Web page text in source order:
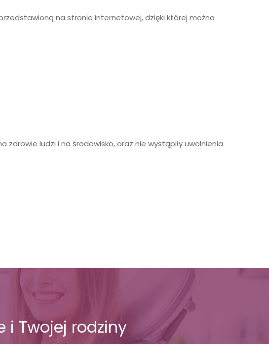
na stronie internetowej, dzięki której można
ludzi i na środowisko, oraz nie wystąpiły uwolnienia
i Twojej rodziny